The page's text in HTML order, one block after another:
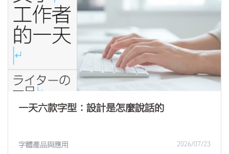
一天六款字型：設計是怎麼說話的
字體產品與應用 2026/07/23